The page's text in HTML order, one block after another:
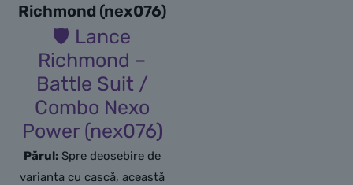
Richmond (nex076)
🛡️ Lance
Richmond –
Battle Suit /
Combo Nexo
Power (nex076)
Părul:Spre deosebire de
varianta cu cască, această